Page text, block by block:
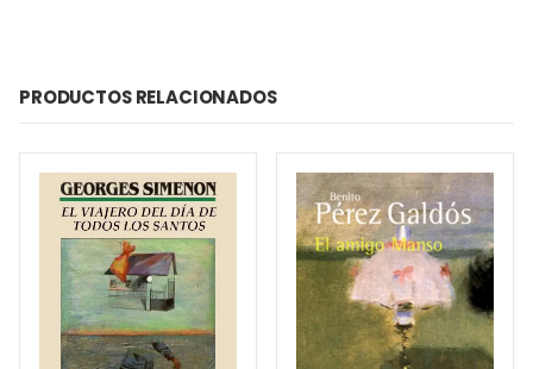
PRODUCTOS RELACIONADOS